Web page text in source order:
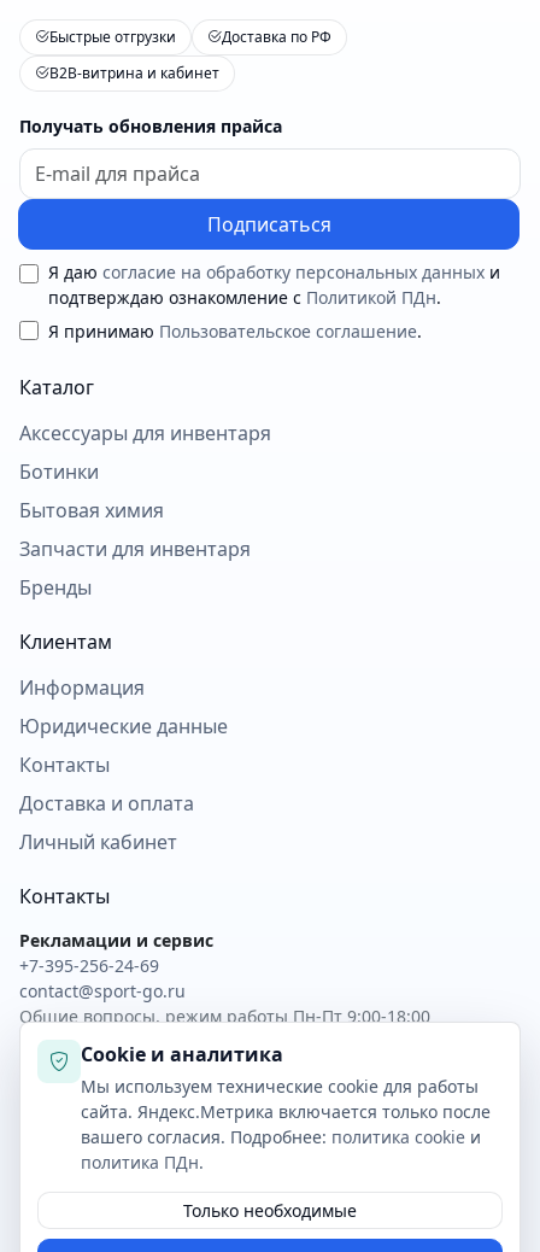
Быстрые отгрузки
Доставка по РФ
B2B-витрина и кабинет
Получать обновления прайса
Подписаться
Я даю согласие на обработку персональных данных и
подтверждаю ознакомление с Политикой ПДн.
Я принимаю Пользовательское соглашение.
Каталог
Аксессуары для инвентаря
Ботинки
Бытовая химия
Запчасти для инвентаря
Бренды
Клиентам
Информация
Юридические данные
Контакты
Доставка и оплата
Личный кабинет
Контакты
Рекламации и сервис
+7-395-256-24-69
contact@sport-go.ru
Общие вопросы, режим работы Пн-Пт 9:00-18:00
Обратная связь
Скачать прайс XLSX
Скачать прайс CSV
Личный кабинет
© 2026 SAIMAA · Все права защищены
Политика ПДн, согласие и CookieОплата и доставка
Настройки cookie
Cookie и аналитика
Мы используем технические cookie для работы
сайта. Яндекс.Метрика включается только после
вашего согласия. Подробнее: политика cookie и
политика ПДн.
Только необходимые